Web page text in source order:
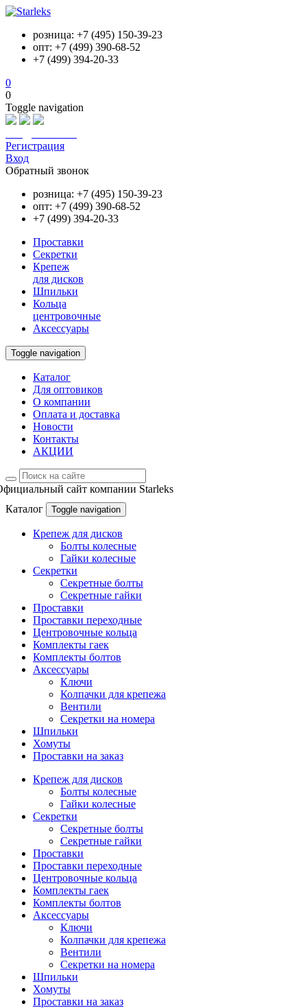
розница: +7 (495) 150-39-23
опт: +7 (499) 390-68-52
+7 (499) 394-20-33
0
0
Toggle navigation
Регистрация
Вход
Обратный звонок
розница: +7 (495) 150-39-23
опт: +7 (499) 390-68-52
+7 (499) 394-20-33
Проставки
Секретки
Крепеж
для дисков
Шпильки
Кольца
центровочные
Аксессуары
Toggle navigation
Каталог
Для оптовиков
О компании
Оплата и доставка
Новости
Контакты
АКЦИИ
сайт компании Starleks
Каталог
Toggle navigation
Крепеж для дисков
Болты колесные
Гайки колесные
Секретки
Секретные болты
Секретные гайки
Проставки
Проставки переходные
Центровочные кольца
Комплекты гаек
Комплекты болтов
Аксессуары
Ключи
Колпачки для крепежа
Вентили
Секретки на номера
Шпильки
Хомуты
Проставки на заказ
Крепеж для дисков
Болты колесные
Гайки колесные
Секретки
Секретные болты
Секретные гайки
Проставки
Проставки переходные
Центровочные кольца
Комплекты гаек
Комплекты болтов
Аксессуары
Ключи
Колпачки для крепежа
Вентили
Секретки на номера
Шпильки
Хомуты
Проставки на заказ